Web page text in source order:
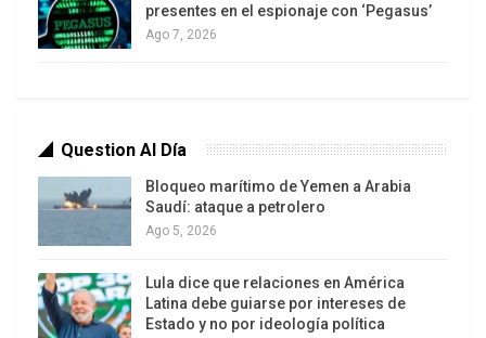
materia.
unilateralmente las tasas de interés.
Disposiciones de tal índole permitieron triplicar y
cuadruplicar en pocas décadas la carga de la
deuda de América Latina, sin un solo centavo de
aporte adicional de los prestamistas.
Convenios de lavado de deuda.
presentes en el espionaje con ‘Pegasus’
Ago 7, 2026
Question Al Día
Bloqueo marítimo de Yemen a Arabia
Saudí: ataque a petrolero
Ago 5, 2026
Lula dice que relaciones en América
Latina debe guiarse por intereses de
Estado y no por ideología política